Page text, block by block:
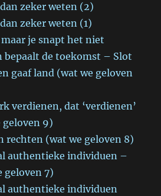
zeker weten (2)
zeker weten (1)
je snapt het niet
bepaalt de toekomst – Slot
gaaf land (wat we geloven
verdienen, dat ‘verdienen’
geloven 9)
rechten (wat we geloven 8)
authentieke individuen –
geloven 7)
authentieke individuen